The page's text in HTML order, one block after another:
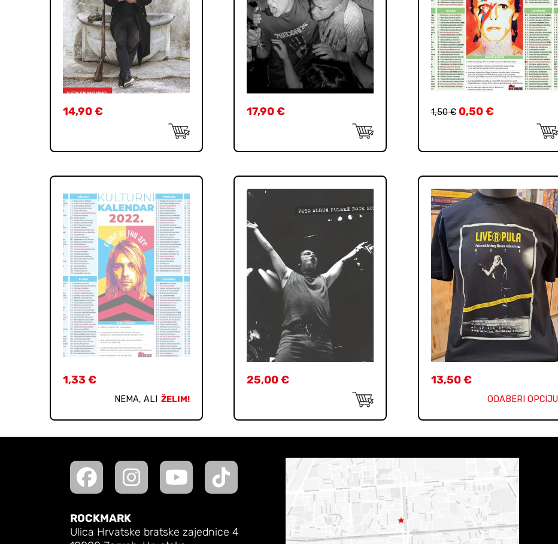
14,90€ 17,90€ 1,50€ 0,50€
1,33 €
NEMA, ALI ŽELIM!
25,00€ 13,50€
ODABERI OPCIJU
ROCKMARK
Ulica Hrvatske bratske zajednice 4